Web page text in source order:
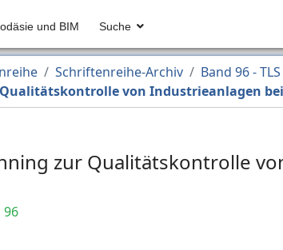
und BIM Suche
Schriftenreihe-Archiv
Band 96 -
von Industrieanlagen
zur Qualitätskontrolle
96